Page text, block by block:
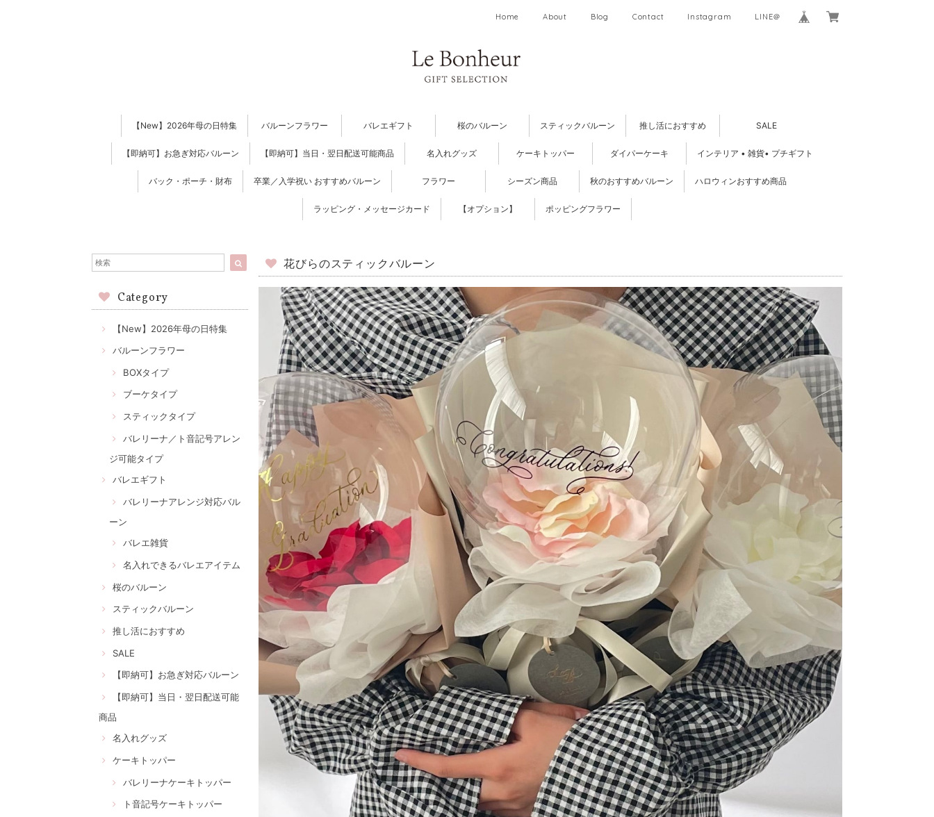
Home About Blog Contact Instagram LINE＠
【New】2026年母の日特集 バルーンフラワー バレエギフト 桜のバルーン スティックバルーン 推し活におすすめ SALE
【即納可】お急ぎ対応バルーン 【即納可】当日・翌日配送可能商品 名入れグッズ ケーキトッパー ダイパーケーキ インテリア • 雑貨• プチギフト
バック・ポーチ・財布 卒業／入学祝い おすすめバルーン フラワー シーズン商品 秋のおすすめバルーン ハロウィンおすすめ商品
ラッピング・メッセージカード 【オプション】 ポッピングフラワー
Category
【New】2026年母の日特集
バルーンフラワー
BOXタイプ
ブーケタイプ
スティックタイプ
バレリーナ／ト音記号アレン
ジ可能タイプ
バレエギフト
バレリーナアレンジ対応バル
ーン
バレエ雑貨
名入れできるバレエアイテム
桜のバルーン
スティックバルーン
推し活におすすめ
SALE
【即納可】お急ぎ対応バルーン
【即納可】当日・翌日配送可能
商品
名入れグッズ
ケーキトッパー
バレリーナケーキトッパー
ト音記号ケーキトッパー
花びらのスティックバルーン